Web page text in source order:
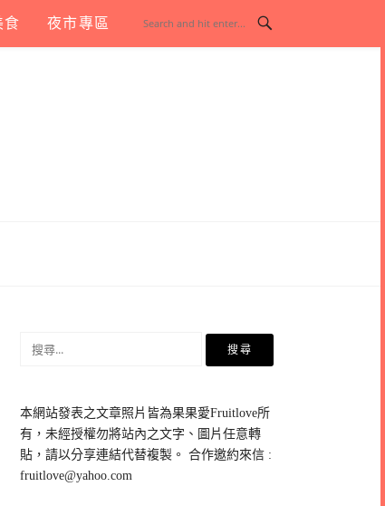
食 夜市專區
鍵
字:
本網站發表之文章照片皆為果果愛Fruitlove所
有，未經授權勿將站內之文字、圖片任意轉
貼，請以分享連結代替複製。 合作邀約來信 :
fruitlove@yahoo.com